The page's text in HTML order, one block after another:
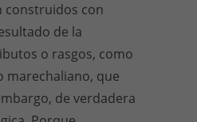
construidos con
de la
o rasgos, como
marechaliano, que
de verdadera